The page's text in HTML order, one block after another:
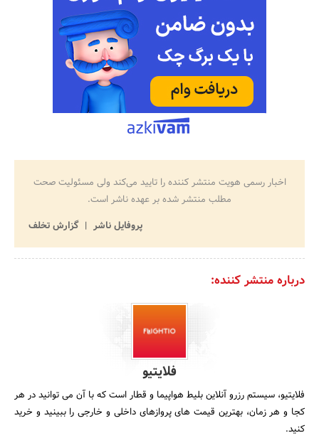
اخبار رسمی هویت منتشر کننده را تایید می‌کند ولی مسئولیت صحت
مطلب منتشر شده بر عهده ناشر است.
پروفایل ناشر
گزارش تخلف
درباره منتشر کننده:
فلایتیو
فلایتیو، سیستم رزرو آنلاین بلیط هواپیما و قطار است که با آن می توانید در هر
کجا و هر زمان، بهترین قیمت های پروازهای داخلی و خارجی را ببینید و خرید
کنید.